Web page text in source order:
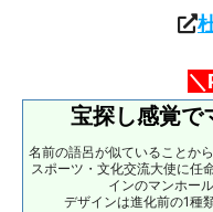
＼
宝探し感覚で
名前の語呂が似ていることか
スポーツ・文化交流大使に任
インのマンホー
デザインは進化前の1種